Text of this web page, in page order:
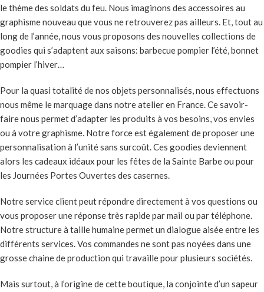
le thème des soldats du feu. Nous imaginons des accessoires au
graphisme nouveau que vous ne retrouverez pas ailleurs. Et, tout au
long de l’année, nous vous proposons des nouvelles collections de
goodies qui s’adaptent aux saisons: barbecue pompier l’été, bonnet
pompier l’hiver…
Pour la quasi totalité de nos objets personnalisés, nous effectuons
nous même le marquage dans notre atelier en France. Ce savoir-
faire nous permet d’adapter les produits à vos besoins, vos envies
ou à votre graphisme. Notre force est également de proposer une
personnalisation à l’unité sans surcoût. Ces goodies deviennent
alors les cadeaux idéaux pour les fêtes de la Sainte Barbe ou pour
les Journées Portes Ouvertes des casernes.
Notre service client peut répondre directement à vos questions ou
vous proposer une réponse très rapide par mail ou par téléphone.
Notre structure à taille humaine permet un dialogue aisée entre les
différents services. Vos commandes ne sont pas noyées dans une
grosse chaine de production qui travaille pour plusieurs sociétés.
Mais surtout, à l’origine de cette boutique, la conjointe d’un sapeur